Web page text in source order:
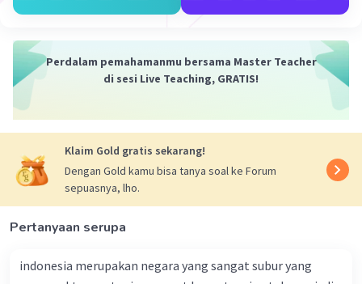
Iklan
Perdalam pemahamanmu bersama Master Teacher
di sesi Live Teaching, GRATIS!
Klaim Gold gratis sekarang!
Dengan Gold kamu bisa tanya soal ke Forum
sepuasnya, lho.
Pertanyaan serupa
indonesia merupakan negara yang sangat subur yang